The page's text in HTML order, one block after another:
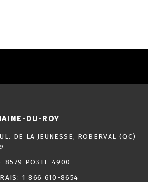
DU-ROY
DE LA JEUNESSE, ROBERVAL (QC)
8579 POSTE 4900
1 866 610-8654